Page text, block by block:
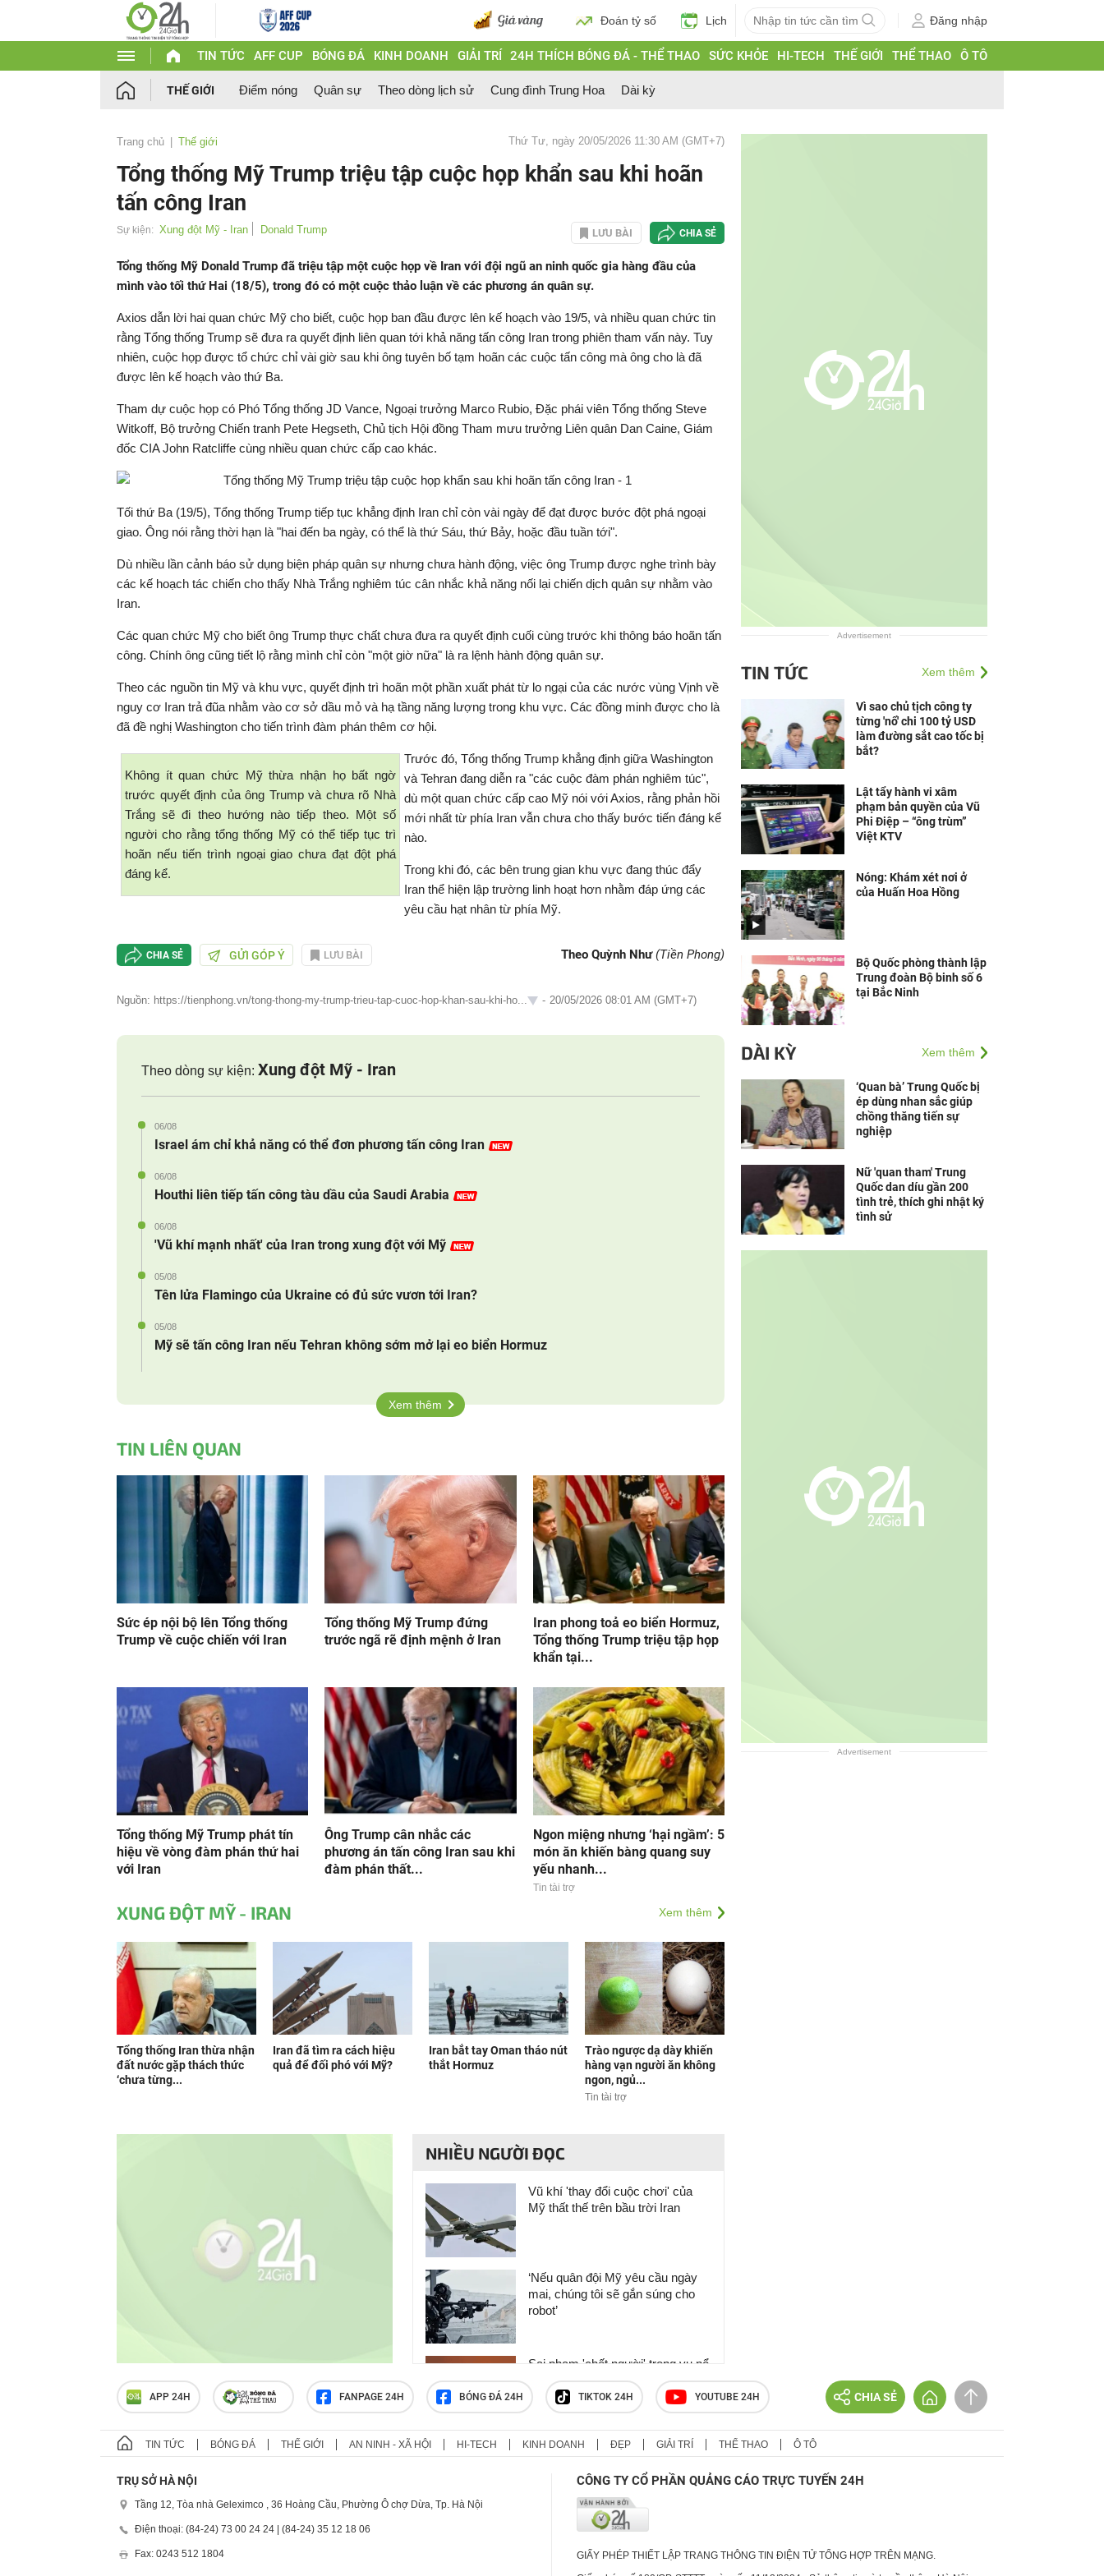
Đoán tỷ số Lịch Đăng nhập
TIN TỨC AFF CUP BÓNG ĐÁ KINH DOANH GIẢI TRÍ 24H THÍCH BÓNG ĐÁ - THỂ THAO SỨC KHỎE HI-TECH THẾ GIỚI THỂ THAO Ô TÔ
THẾ GIỚI Điểm nóng Quân sự Theo dòng lịch sử Cung đình Trung Hoa Dài kỳ
Trang chủ Thế giới Thứ Tư, ngày 20/05/2026 11:30 AM (GMT+7)
Tổng thống Mỹ Trump triệu tập cuộc họp khẩn sau khi hoãn
tấn công Iran
Sự kiện: Xung đột Mỹ - Iran Donald Trump LƯU BÀI CHIA SẺ
Tổng thống Mỹ Donald Trump đã triệu tập một cuộc họp về Iran với đội ngũ an ninh quốc gia hàng đầu của
mình vào tối thứ Hai (18/5), trong đó có một cuộc thảo luận về các phương án quân sự.
Axios dẫn lời hai quan chức Mỹ cho biết, cuộc họp ban đầu được lên kế hoạch vào 19/5, và nhiều quan chức tin
rằng Tổng thống Trump sẽ đưa ra quyết định liên quan tới khả năng tấn công Iran trong phiên tham vấn này. Tuy
nhiên, cuộc họp được tổ chức chỉ vài giờ sau khi ông tuyên bố tạm hoãn các cuộc tấn công mà ông cho là đã
được lên kế hoạch vào thứ Ba.
Tham dự cuộc họp có Phó Tổng thống JD Vance, Ngoại trưởng Marco Rubio, Đặc phái viên Tổng thống Steve
Witkoff, Bộ trưởng Chiến tranh Pete Hegseth, Chủ tịch Hội đồng Tham mưu trưởng Liên quân Dan Caine, Giám
đốc CIA John Ratcliffe cùng nhiều quan chức cấp cao khác.
Tối thứ Ba (19/5), Tổng thống Trump tiếp tục khẳng định Iran chỉ còn vài ngày để đạt được bước đột phá ngoại
giao. Ông nói rằng thời hạn là "hai đến ba ngày, có thể là thứ Sáu, thứ Bảy, hoặc đầu tuần tới".
Dù nhiều lần cảnh báo sử dụng biện pháp quân sự nhưng chưa hành động, việc ông Trump được nghe trình bày
các kế hoạch tác chiến cho thấy Nhà Trắng nghiêm túc cân nhắc khả năng nối lại chiến dịch quân sự nhằm vào
Iran.
Các quan chức Mỹ cho biết ông Trump thực chất chưa đưa ra quyết định cuối cùng trước khi thông báo hoãn tấn
công. Chính ông cũng tiết lộ rằng mình chỉ còn "một giờ nữa" là ra lệnh hành động quân sự.
Theo các nguồn tin Mỹ và khu vực, quyết định trì hoãn một phần xuất phát từ lo ngại của các nước vùng Vịnh về
nguy cơ Iran trả đũa nhằm vào cơ sở dầu mỏ và hạ tầng năng lượng trong khu vực. Các đồng minh được cho là
đã đề nghị Washington cho tiến trình đàm phán thêm cơ hội.
Không ít quan chức Mỹ thừa nhận họ bất ngờ
trước quyết định của ông Trump và chưa rõ Nhà
Trắng sẽ đi theo hướng nào tiếp theo. Một số
người cho rằng tổng thống Mỹ có thể tiếp tục trì
hoãn nếu tiến trình ngoại giao chưa đạt đột phá
đáng kể.
Trước đó, Tổng thống Trump khẳng định giữa Washington
và Tehran đang diễn ra "các cuộc đàm phán nghiêm túc",
dù một quan chức cấp cao Mỹ nói với Axios, rằng phản hồi
mới nhất từ phía Iran vẫn chưa cho thấy bước tiến đáng kể
nào.
Trong khi đó, các bên trung gian khu vực đang thúc đẩy
Iran thể hiện lập trường linh hoạt hơn nhằm đáp ứng các
yêu cầu hạt nhân từ phía Mỹ.
CHIA SẺ GỬI GÓP Ý LƯU BÀI Theo Quỳnh Như(Tiền Phong)
Nguồn: https://tienphong.vn/tong-thong-my-trump-trieu-tap-cuoc-hop-khan-sau-khi-ho... - 20/05/2026 08:01 AM (GMT+7)
Theo dòng sự kiện: Xung đột Mỹ - Iran
06/08
Israel ám chỉ khả năng có thể đơn phương tấn công Iran
06/08
Houthi liên tiếp tấn công tàu dầu của Saudi Arabia
06/08
'Vũ khí mạnh nhất' của Iran trong xung đột với Mỹ
05/08
Tên lửa Flamingo của Ukraine có đủ sức vươn tới Iran?
05/08
Mỹ sẽ tấn công Iran nếu Tehran không sớm mở lại eo biển Hormuz
Xem thêm
TIN LIÊN QUAN
Sức ép nội bộ lên Tổng thống
Trump về cuộc chiến với Iran
Tổng thống Mỹ Trump đứng
trước ngã rẽ định mệnh ở Iran
Iran phong toả eo biển Hormuz,
Tổng thống Trump triệu tập họp
khẩn tại...
Tổng thống Mỹ Trump phát tín
hiệu về vòng đàm phán thứ hai
với Iran
Ông Trump cân nhắc các
phương án tấn công Iran sau khi
đàm phán thất...
Ngon miệng nhưng ‘hại ngầm’: 5
món ăn khiến bàng quang suy
yếu nhanh...
Tin tài trợ
XUNG ĐỘT MỸ - IRAN Xem thêm
Tổng thống Iran thừa nhận
đất nước gặp thách thức
‘chưa từng...
Iran đã tìm ra cách hiệu
quả để đối phó với Mỹ?
Iran bắt tay Oman tháo nút
thắt Hormuz
Trào ngược dạ dày khiến
hàng vạn người ăn không
ngon, ngủ...
Tin tài trợ
NHIỀU NGƯỜI ĐỌC
Vũ khí 'thay đổi cuộc chơi' của
Mỹ thất thế trên bầu trời Iran
‘Nếu quân đội Mỹ yêu cầu ngày
mai, chúng tôi sẽ gắn súng cho
robot’
Sai phạm 'chết người' trong vụ nổ
kho đạn gần Kiev khiến cả khu
dân cư bị ‘xóa sổ’
Nga choáng váng vì bắn hạ vũ khí
đến" của Ukraine
Advertisement
TIN TỨC Xem thêm
Vì sao chủ tịch công ty
từng 'nổ' chi 100 tỷ USD
làm đường sắt cao tốc bị
bắt?
Lật tẩy hành vi xâm
phạm bản quyền của Vũ
Phi Điệp – “ông trùm”
Việt KTV
Nóng: Khám xét nơi ở
của Huấn Hoa Hồng
Bộ Quốc phòng thành lập
Trung đoàn Bộ binh số 6
tại Bắc Ninh
DÀI KỲ Xem thêm
‘Quan bà’ Trung Quốc bị
ép dùng nhan sắc giúp
chồng thăng tiến sự
nghiệp
Nữ 'quan tham' Trung
Quốc dan díu gần 200
tình trẻ, thích ghi nhật ký
tình sử
Advertisement
APP 24H FANPAGE 24H BÓNG ĐÁ 24H TIKTOK 24H YOUTUBE 24H CHIA SẺ
TIN TỨC BÓNG ĐÁ THẾ GIỚI AN NINH - XÃ HỘI HI-TECH KINH DOANH ĐẸP GIẢI TRÍ THỂ THAO Ô TÔ
TRỤ SỞ HÀ NỘI
Tầng 12, Tòa nhà Geleximco , 36 Hoàng Cầu, Phường Ô chợ Dừa, Tp. Hà Nội
Điện thoại: (84-24) 73 00 24 24 | (84-24) 35 12 18 06
Fax: 0243 512 1804
CÔNG TY CỔ PHẦN QUẢNG CÁO TRỰC TUYẾN 24H
GIẤY PHÉP THIẾT LẬP TRANG THÔNG TIN ĐIỆN TỬ TỔNG HỢP TRÊN MẠNG.